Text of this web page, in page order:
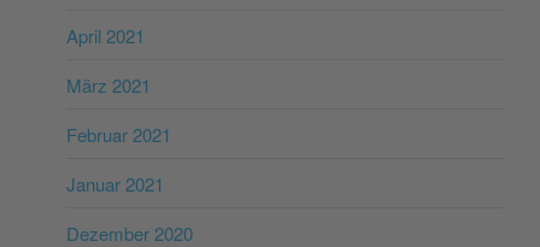
April 2021
März 2021
Februar 2021
Januar 2021
Dezember 2020